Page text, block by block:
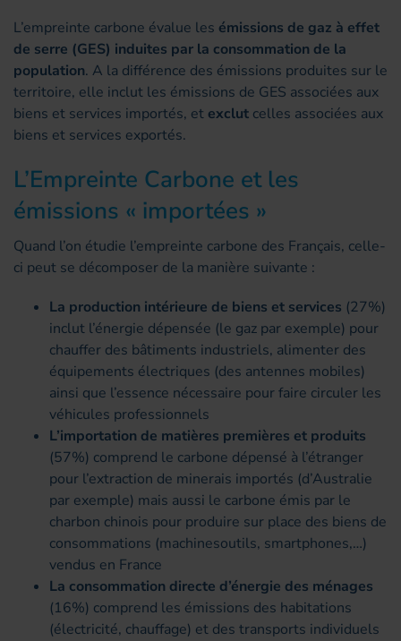
L’empreinte carbone évalue les émissions de gaz à effet
de serre (GES) induites par la consommation de la
population. A la différence des émissions produites sur le
territoire, elle inclut les émissions de GES associées aux
biens et services importés, et exclut celles associées aux
biens et services exportés.
L’Empreinte Carbone et les
émissions « importées »
Quand l’on étudie l’empreinte carbone des Français, celle-
ci peut se décomposer de la manière suivante :
La production intérieure de biens et services (27%)
inclut l’énergie dépensée (le gaz par exemple) pour
chauffer des bâtiments industriels, alimenter des
équipements électriques (des antennes mobiles)
ainsi que l’essence nécessaire pour faire circuler les
véhicules professionnels
L’importation de matières premières et produits
(57%) comprend le carbone dépensé à l’étranger
pour l’extraction de minerais importés (d’Australie
par exemple) mais aussi le carbone émis par le
charbon chinois pour produire sur place des biens de
consommations (machinesoutils, smartphones,…)
vendus en France
La consommation directe d’énergie des ménages
(16%) comprend les émissions des habitations
(électricité, chauffage) et des transports individuels